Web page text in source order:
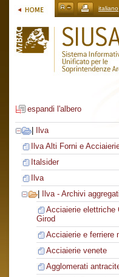
italiano
espandi l'albero
Ilva
Ilva Alti Forni e
Italsider
Ilva
Ilva - Archivi aggregati
Acciaierie elettriche
Girod
Acciaierie e ferriere
Acciaierie venete
Agglomerati